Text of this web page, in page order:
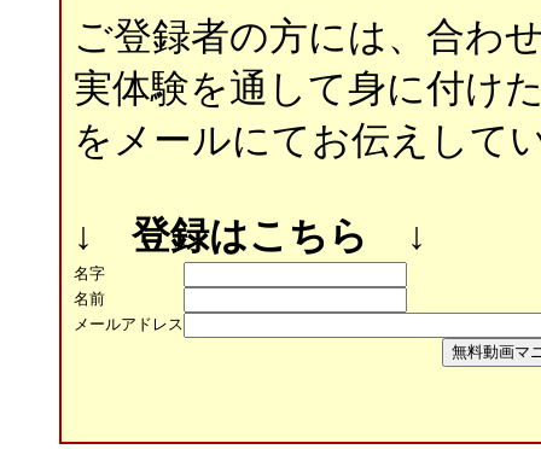
ご登録者の方には、合わ
実体験を通して身に付け
をメールにてお伝えして
↓ 登録はこちら ↓
名字
名前
メールアドレス